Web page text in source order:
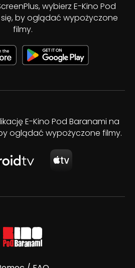
wybierz E-Kino Pod
by oglądać wypożyczone
filmy.
E-Kino Pod Baranami na
oglądać wypożyczone filmy.